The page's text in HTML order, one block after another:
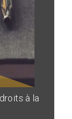
à la